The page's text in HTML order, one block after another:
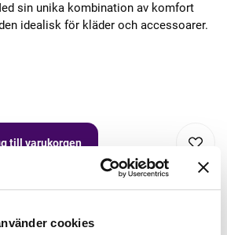
cookies
sin unika kombination av komfort
idealisk för kläder och accessoarer.
till varukorgen
matchande tillbehör